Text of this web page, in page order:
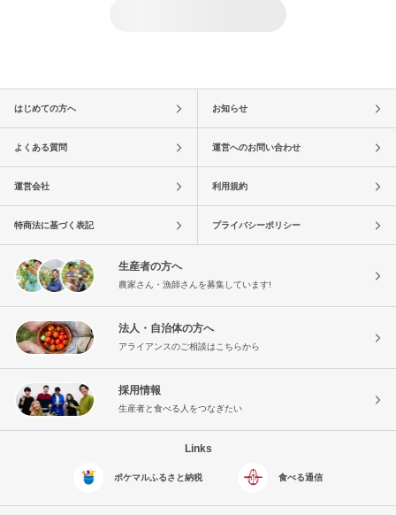
はじめての方へ お知らせ
よくある質問 運営へのお問い合わせ
運営会社 利用規約
特商法に基づく表記 プライバシーポリシー
生産者の方へ
農家さん・漁師さんを募集しています!
法人・自治体の方へ
アライアンスのご相談はこちらから
採用情報
生産者と食べる人をつなぎたい
Links
ポケマルふるさと納税 食べる通信